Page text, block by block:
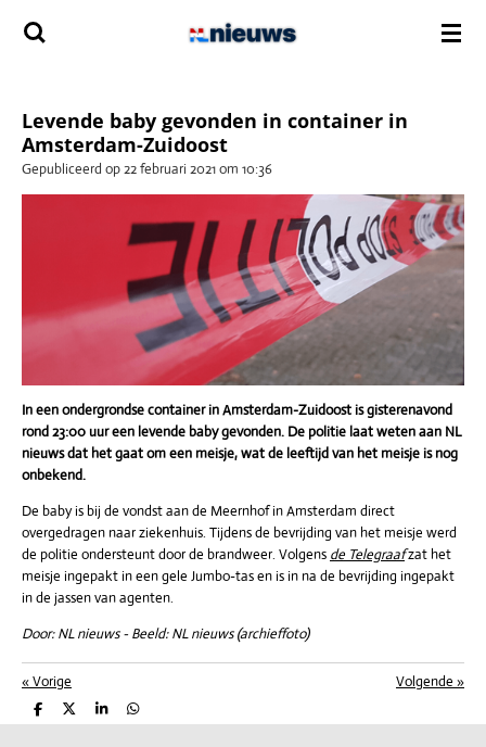
Ga
direct
Levende baby gevonden in container in
Amsterdam-Zuidoost
Gepubliceerd op 22 februari 2021 om 10:36
In een ondergrondse container in Amsterdam-Zuidoost is gisterenavond
rond 23:00 uur een levende baby gevonden. De politie laat weten aan NL
nieuws dat het gaat om een meisje, wat de leeftijd van het meisje is nog
onbekend.
De baby is bij de vondstaan de Meernhof in Amsterdam direct
overgedragen naar ziekenhuis. Tijdens de bevrijding van het meisje werd
de politie ondersteunt door de brandweer. Volgens de Telegraafzat het
meisje ingepakt in een gele Jumbo-tas en is in na de bevrijding ingepakt
in de jassen van agenten.
Door: NL nieuws - Beeld: NL nieuws (archieffoto)
«Vorige Volgende »
D
e
D
e
S
h
D
e